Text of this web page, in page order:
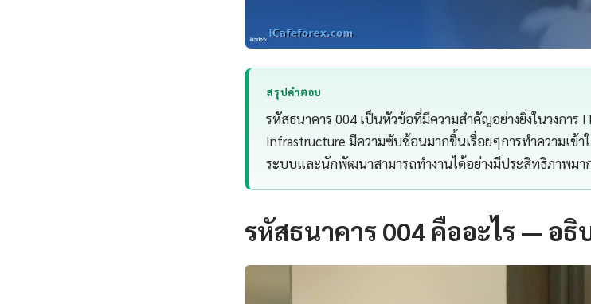
สรุปคำตอบ
รหัสธนาคาร 004 เป็นหัวข้อที่มีความสำคัญอย่างยิ่งในวงการ
Infrastructure มีความซับซ้อนมากขึ้นเรื่อยๆการทำความเข้า
ระบบและนักพัฒนาสามารถทำงานได้อย่างมีประสิทธิภาพมา
รหัสธนาคาร 004 คืออะไร — อธิ